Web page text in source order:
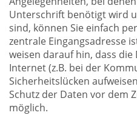
Unterschrift benötigt wird
sind, können Sie einfach
zentrale Eingangsadresse
weisen darauf hin, dass
Internet (z.B. bei der
Sicherheitslücken
Schutz der Daten vor dem
möglich.